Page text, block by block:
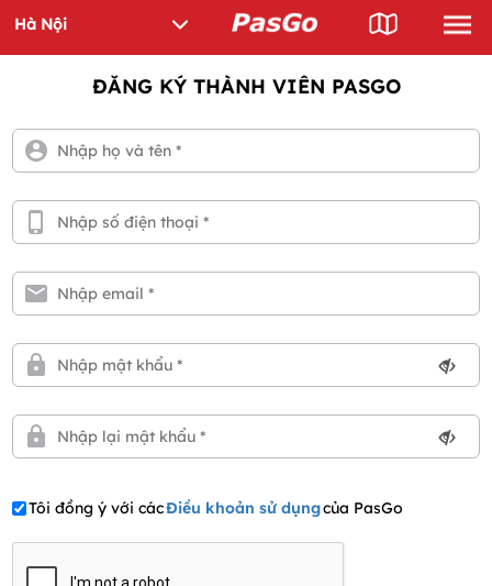
ĐĂNG KÝ THÀNH VIÊN PASGO
Tôi đồng ý với cácĐiều khoản sử dụngcủa PasGo